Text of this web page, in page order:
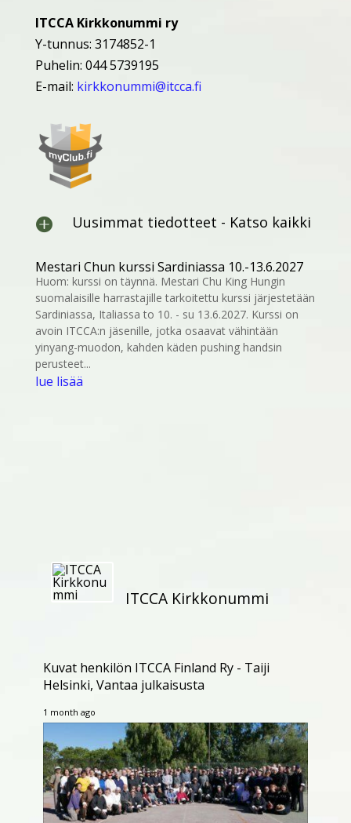
ITCCA Kirkkonummi ry
Y-tunnus: 3174852-1
Puhelin: 044 5739195
E-mail: kirkkonummi@itcca.fi
 Uusimmat tiedotteet - Katso kaikki
Mestari Chun kurssi Sardiniassa 10.-13.6.2027
Huom: kurssi on täynnä. Mestari Chu King Hungin
suomalaisille harrastajille tarkoitettu kurssi järjestetään
Sardiniassa, Italiassa to 10. - su 13.6.2027. Kurssi on
avoin ITCCA:n jäsenille, jotka osaavat vähintään
yinyang-muodon, kahden käden pushing handsin
perusteet...
lue lisää
ITCCA Kirkkonummi
Kuvat henkilön ITCCA Finland Ry - Taiji
Helsinki, Vantaa julkaisusta
1 month ago